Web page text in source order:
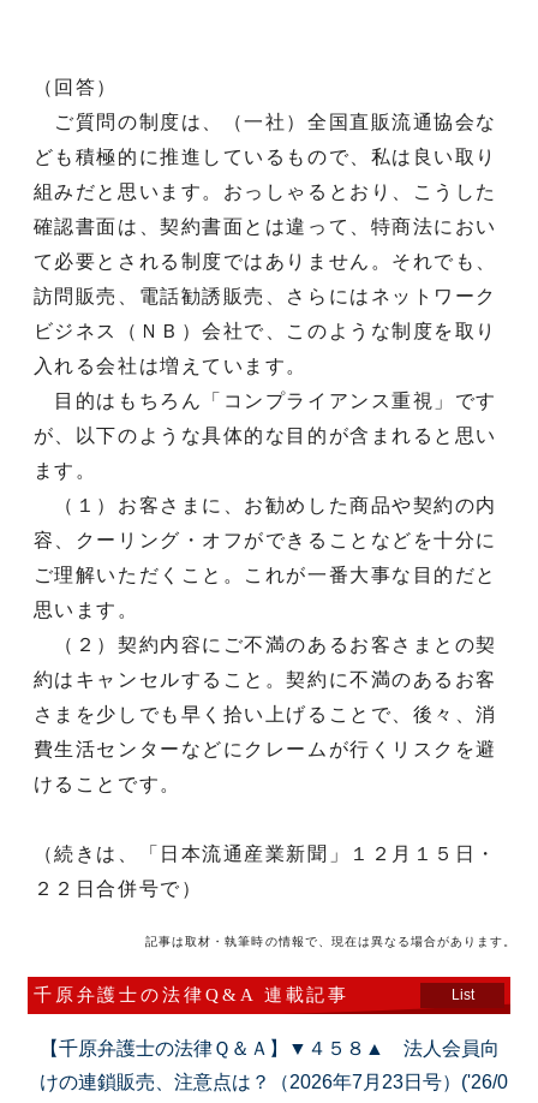
（回答）
ご質問の制度は、（一社）全国直販流通協会な
ども積極的に推進しているもので、私は良い取り
組みだと思います。おっしゃるとおり、こうした
確認書面は、契約書面とは違って、特商法におい
て必要とされる制度ではありません。それでも、
訪問販売、電話勧誘販売、さらにはネットワーク
ビジネス（ＮＢ）会社で、このような制度を取り
入れる会社は増えています。
目的はもちろん「コンプライアンス重視」です
が、以下のような具体的な目的が含まれると思い
ます。
（１）お客さまに、お勧めした商品や契約の内
容、クーリング・オフができることなどを十分に
ご理解いただくこと。これが一番大事な目的だと
思います。
（２）契約内容にご不満のあるお客さまとの契
約はキャンセルすること。契約に不満のあるお客
さまを少しでも早く拾い上げることで、後々、消
費生活センターなどにクレームが行くリスクを避
けることです。
（続きは、「日本流通産業新聞」１２月１５日・
２２日合併号で）
記事は取材・執筆時の情報で、現在は異なる場合があります。
千原弁護士の法律Q&A 連載記事 List
【千原弁護士の法律Ｑ＆Ａ】▼４５８▲ 法人会員向
けの連鎖販売、注意点は？（2026年7月23日号）('26/0